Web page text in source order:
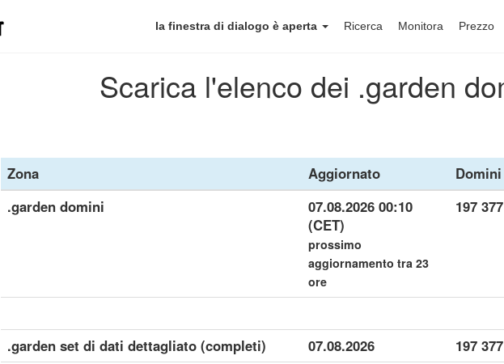
la finestra di dialogo è aperta Ricerca Monitora Prezzo
Scarica l'elenco dei .garden
Zona Aggiornato
Domini
.garden domini
07.08.2026 00:10
(CET)
prossimo
aggiornamento tra 23
ore
197 377
.garden set di dati dettagliato (completi) 07.08.2026 197 377